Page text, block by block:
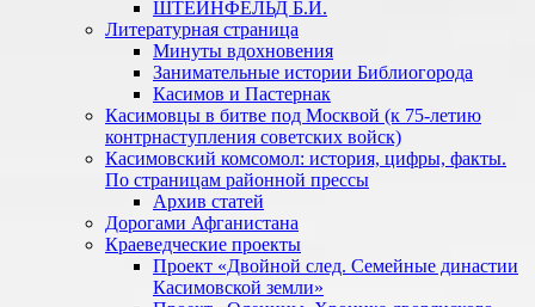
ШТЕЙНФЕЛЬД Б.И.
Литературная страница
Минуты вдохновения
Занимательные истории Библиогорода
Касимов и Пастернак
Касимовцы в битве под Москвой (к 75-летию
контрнаступления советских войск)
Касимовский комсомол: история, цифры, факты.
По страницам районной прессы
Архив статей
Дорогами Афганистана
Краеведческие проекты
Проект «Двойной след. Семейные династии
Касимовской земли»